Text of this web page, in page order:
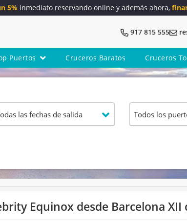
5% inmediato reservando online y además ahora,
917 815 555
Puertos Cruceros Baratos Cruceros
Equinox desde Barcelona XII